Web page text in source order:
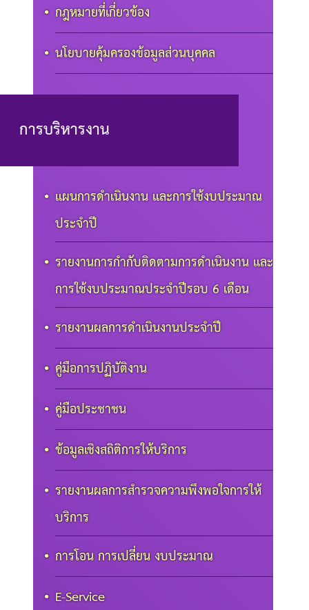
กฎหมายที่เกี่ยวข้อง
นโยบายคุ้มครองข้อมูลส่วนบุคคล
การบริหารงาน
แผนการดำเนินงาน และการใช้งบประมาณ
ประจำปี
รายงานการกำกับติดตามการดำเนินงาน และ
การใช้งบประมาณประจำปีรอบ 6 เดือน
รายงานผลการดำเนินงานประจำปี
คู่มือการปฏิบัติงาน
คู่มือประชาชน
ข้อมูลเชิงสถิติการให้บริการ
รายงานผลการสำรวจความพึงพอใจการให้
บริการ
การโอน การเปลี่ยน งบประมาณ
E-Service